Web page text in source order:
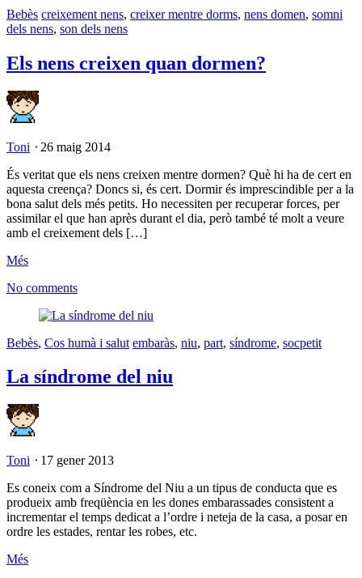
Bebès creixement nens, creixer mentre dorms, nens domen, somni
dels nens, son dels nens
Els nens creixen quan dormen?
Toni ⋅ 26 maig 2014
És veritat que els nens creixen mentre dormen? Què hi ha de cert en
aquesta creença? Doncs si, és cert. Dormir és imprescindible per a la
bona salut dels més petits. Ho necessiten per recuperar forces, per
assimilar el que han après durant el dia, però també té molt a veure
amb el creixement dels […]
Més
No comments
Bebès, Cos humà i salut embaràs, niu, part, síndrome, socpetit
La síndrome del niu
Toni ⋅ 17 gener 2013
Es coneix com a Síndrome del Niu a un tipus de conducta que es
produeix amb freqüència en les dones embarassades consistent a
incrementar el temps dedicat a l’ordre i neteja de la casa, a posar en
ordre les estades, rentar les robes, etc.
Més